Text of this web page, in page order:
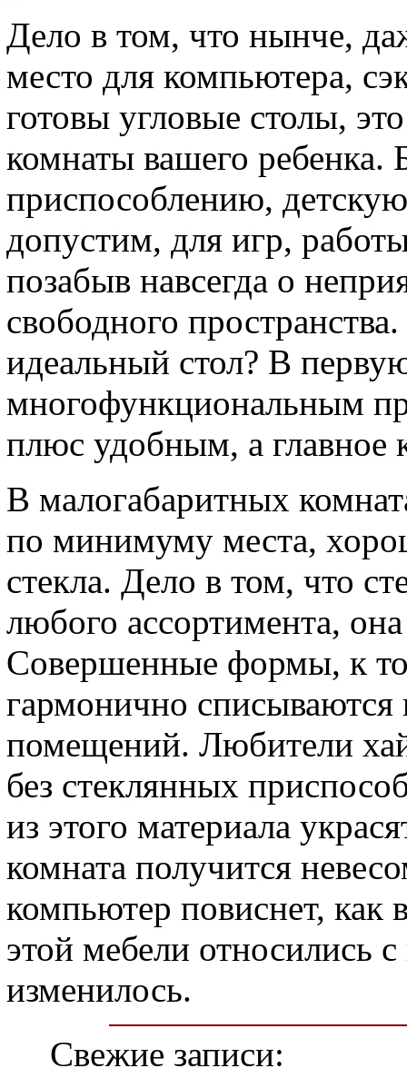
Дело в том, что нынче,
место для компьютера,
готовы угловые столы,
комнаты вашего ребенка.
приспособлению,
допустим, для игр,
позабыв навсегда о
свободного
идеальный стол? В
многофункциональным
плюс удобным, а главное
В малогабаритных
по минимуму места,
стекла. Дело в том, что
любого ассортимента,
Совершенные формы, к
гармонично списываются
помещений. Любители
без стеклянных
из этого материала
комната получится
компьютер повиснет, как
этой мебели относились
изменилось.
Свежие записи: